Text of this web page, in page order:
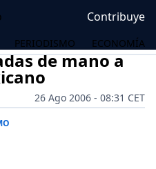
Contribuye
PERIODISMO ECONOMÍA
de mano a
26 Ago 2006 - 08:31 CET